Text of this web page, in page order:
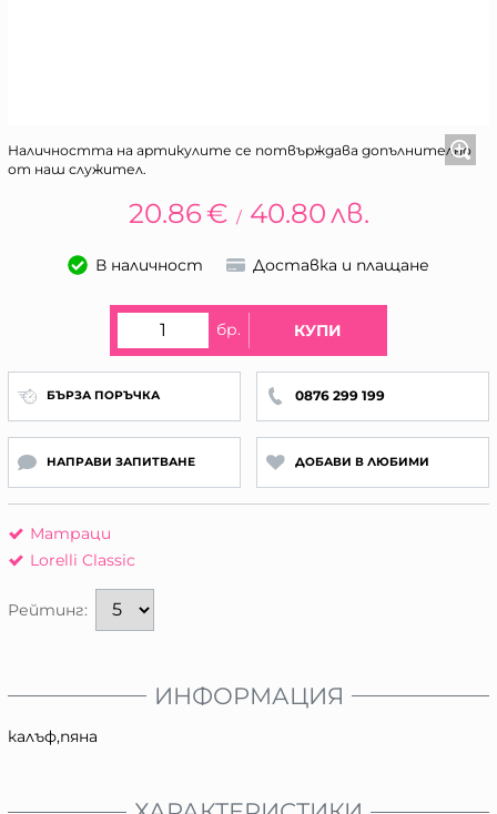
Наличността на артикулите се потвърждава допълнително
от наш служител.
20.86€ / 40.80лв.
В наличност Доставка и плащане
бр. КУПИ
БЪРЗА ПОРЪЧКА 0876 299 199
НАПРАВИ ЗАПИТВАНЕ ДОБАВИ В ЛЮБИМИ
Матраци
Lorelli Classic
Рейтинг:
ИНФОРМАЦИЯ
калъф,пяна